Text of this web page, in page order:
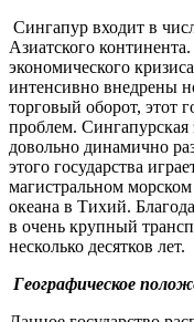
Сингапур входит в
Азиатского
экономического
интенсивно внедрены
торговый оборот, этот
проблем.
довольно динамично
этого государства
магистральном
океана в Тихий.
в очень крупный
несколько десятков лет.
Географическое